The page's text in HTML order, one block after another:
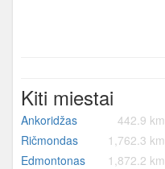
Kiti miestai
Ankoridžas 442.9 km.
Ričmondas
1,762.3 km.
Edmontonas
1,872.2 km.